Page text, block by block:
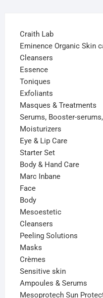
Craith Lab
Eminence Organic Skin
Cleansers
Essence
Toniques
Exfoliants
Masques & Treatments
Serums, Booster-
Moisturizers
Eye & Lip Care
Starter Set
Body & Hand Care
Marc Inbane
Face
Body
Mesoestetic
Cleansers
Peeling Solutions
Masks
Crèmes
Sensitive skin
Ampoules & Serums
Mesoprotech Sun